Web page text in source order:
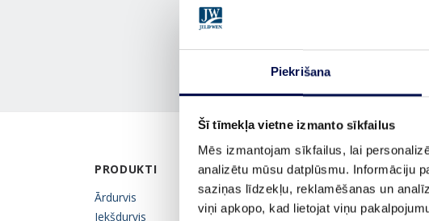
Piekrišana
Šī tīmekļa vietne izmanto sīkfailus
Mēs izmantojam sīkfailus, lai
analizētu mūsu datplūsmu. Informāciju
saziņas līdzekļu, reklamēšanas un
viņi apkopo, kad lietojat viņu
PRODUKTI
Ārdurvis
Iekšdurvis
IEDVESMA
Katalogi un cenu lapas
Attēlu galerija
BUJ